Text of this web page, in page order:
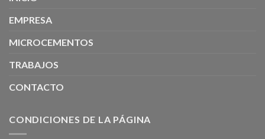
EMPRESA
MICROCEMENTOS
TRABAJOS
CONTACTO
CONDICIONES DE LA PÁGINA